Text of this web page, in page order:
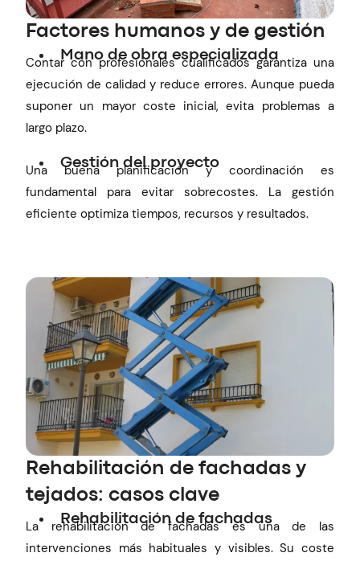
Factores humanos y de gestión
Mano de obra especializada
Contar con profesionales cualificados garantiza una
ejecución de calidad y reduce errores. Aunque pueda
suponer un mayor coste inicial, evita problemas a
largo plazo.
Gestión del proyecto
Una buena planificación y coordinación es
fundamental para evitar sobrecostes. La gestión
eficiente optimiza tiempos, recursos y resultados.
Rehabilitación de fachadas y
tejados: casos clave
Rehabilitación de fachadas
La rehabilitación de fachadas es una de las
intervenciones más habituales y visibles. Su coste